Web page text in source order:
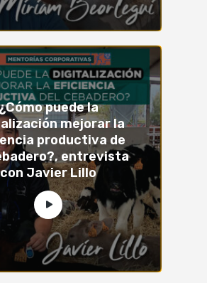
puede la
mejorar la
productiva de
entrevista
con Javier Lillo